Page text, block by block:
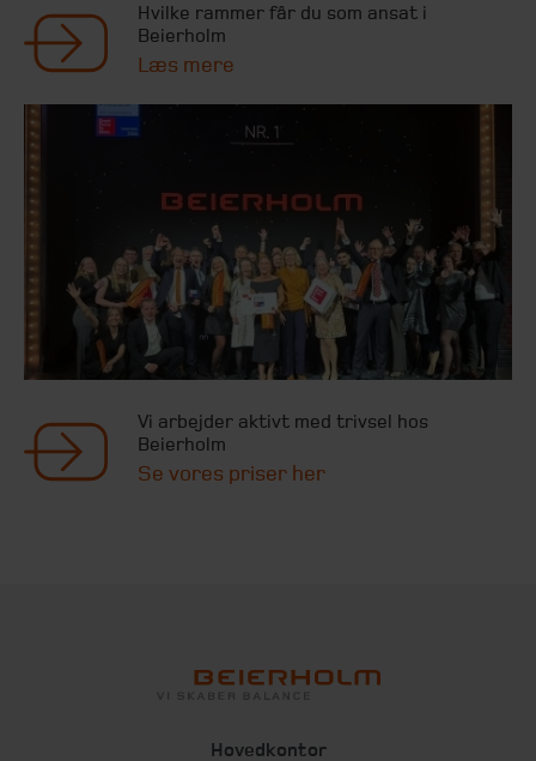
Hvilke rammer får du som ansat i
Beierholm
Læs mere
Vi arbejder aktivt med trivsel hos
Beierholm
Se vores priser her
Hovedkontor